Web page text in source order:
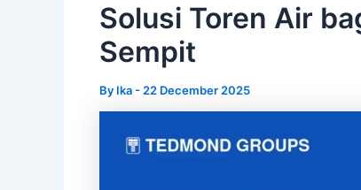
Solusi Toren Air
Sempit
By Ika- 22 December 2025